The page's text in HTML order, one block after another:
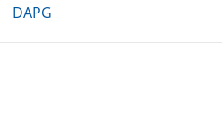
DAPG